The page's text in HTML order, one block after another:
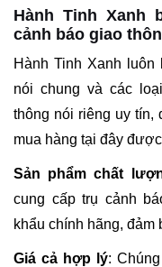
Hành Tinh Xanh
cảnh báo giao
Hành Tinh Xanh luôn
nói chung và các
thông nói riêng uy
mua hàng tại đây
Sản phẩm chất
cung cấp trụ cảnh
khẩu chính hãng,
Giá cả hợp lý: